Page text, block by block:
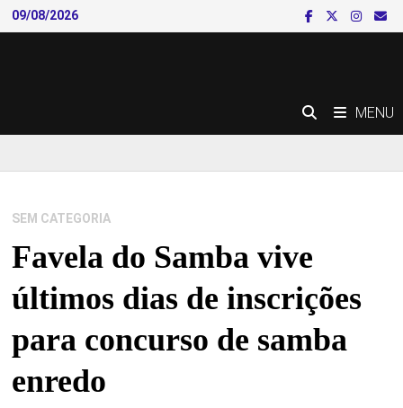
Skip
to
09/08/2026
MENU
SEM CATEGORIA
Favela do Samba vive
últimos dias de inscrições
para concurso de samba
enredo